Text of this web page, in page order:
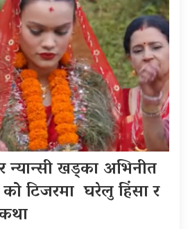
न्यान्सी खड्का अभिनीत
को टिजरमा घरेलु हिंसा र